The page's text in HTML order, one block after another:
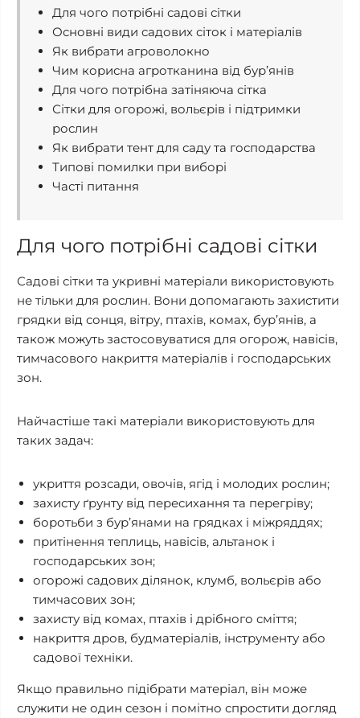
Для чого потрібні садові сітки
Основні види садових сіток і матеріалів
Як вибрати агроволокно
Чим корисна агротканина від бур’янів
Для чого потрібна затіняюча сітка
Сітки для огорожі, вольєрів і підтримки
рослин
Як вибрати тент для саду та господарства
Типові помилки при виборі
Часті питання
Для чого потрібні садові сітки
Садові сітки та укривні матеріали використовують
не тільки для рослин. Вони допомагають захистити
грядки від сонця, вітру, птахів, комах, бур’янів, а
також можуть застосовуватися для огорож, навісів,
тимчасового накриття матеріалів і господарських
зон.
Найчастіше такі матеріали використовують для
таких задач:
укриття розсади, овочів, ягід і молодих рослин;
захисту ґрунту від пересихання та перегріву;
боротьби з бур’янами на грядках і міжряддях;
притінення теплиць, навісів, альтанок і
господарських зон;
огорожі садових ділянок, клумб, вольєрів або
тимчасових зон;
захисту від комах, птахів і дрібного сміття;
накриття дров, будматеріалів, інструменту або
садової техніки.
Якщо правильно підібрати матеріал, він може
служити не один сезон і помітно спростити догляд